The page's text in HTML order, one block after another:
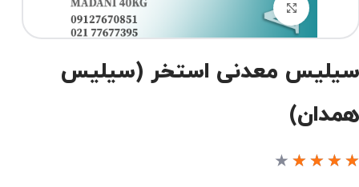
برای بزرگنمایی کلیک کنید
معدنی استخر (سیلیس
★
★
★
★